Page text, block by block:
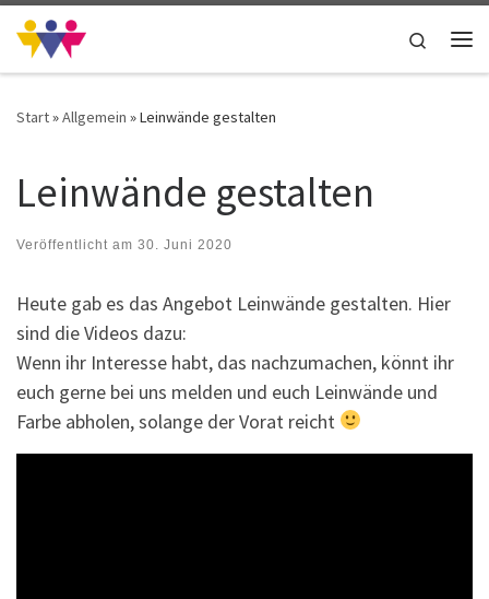
Zum Inhalt springen
Search
Start»Allgemein »Leinwände gestalten
Leinwände gestalten
Veröffentlicht am 30. Juni 2020
Heute gab es das Angebot Leinwände gestalten. Hier
sind die Videos dazu:
Wenn ihr Interesse habt, das nachzumachen, könnt ihr
euch gerne bei uns melden und euch Leinwände und
Farbe abholen, solange der Vorat reicht